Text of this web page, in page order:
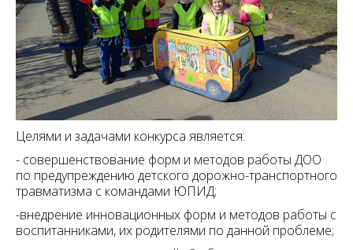
Целями и задачами конкурса является:
- совершенствование форм и методов работы ДОО
по предупреждению детского дорожно-транспортного
травматизма с командами ЮПИД;
-внедрение инновационных форм и методов работы с
воспитанниками, их родителями по данной проблеме;